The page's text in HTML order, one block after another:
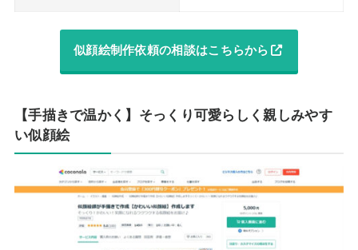
似顔絵制作依頼の相談はこちらから
【手描きで温かく】そっくり可愛らしく親しみやす
い似顔絵